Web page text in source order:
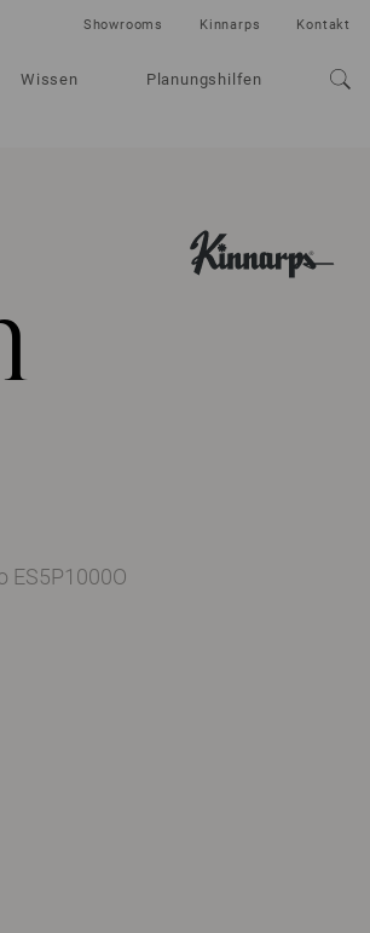
Wissen Planungshilfen
Showrooms Kinnarps Kontakt
ES5P1000O